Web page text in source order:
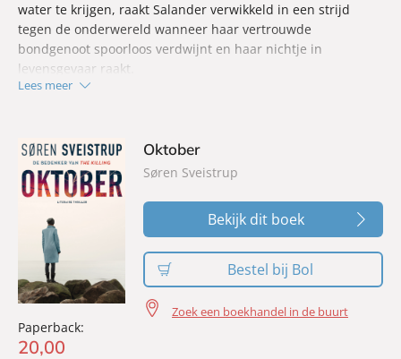
water te krijgen, raakt Salander verwikkeld in een strijd
tegen de onderwereld wanneer haar vertrouwde
bondgenoot spoorloos verdwijnt en haar nichtje in
levensgevaar raakt.
sturen de gebeurtenissen onverbiddelijk vooruit.
Lees meer
Paperback:
20,00
Oktober
Søren Sveistrup
Bekijk dit boek
Bestel bij Bol
Zoek een boekhandel in de buurt